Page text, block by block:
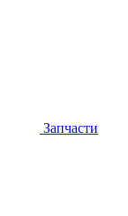
Запчасти